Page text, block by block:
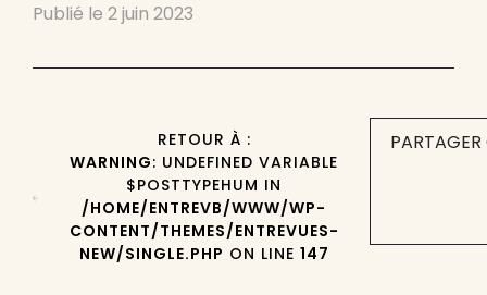
Publié le 2 juin 2023
RETOUR À :
WARNING: UNDEFINED VARIABLE
$POSTTYPEHUM IN
/HOME/ENTREVB/WWW/WP-
CONTENT/THEMES/ENTREVUES-
NEW/SINGLE.PHP ON LINE 147